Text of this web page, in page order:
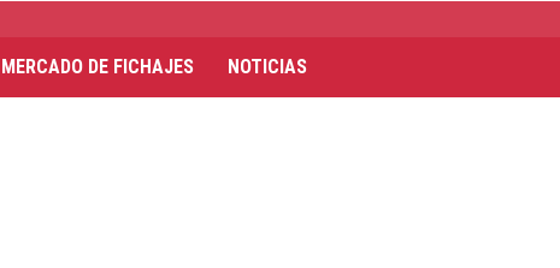
MERCADO DE FICHAJES NOTICIAS